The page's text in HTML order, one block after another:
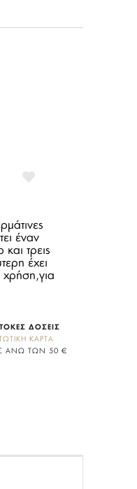
έναν
τρεις
έχει
χρήση,για
ΔΟΣΕΙΣ
ΚΑΡΤΑ
ΑΝΩ ΤΩΝ 50 €